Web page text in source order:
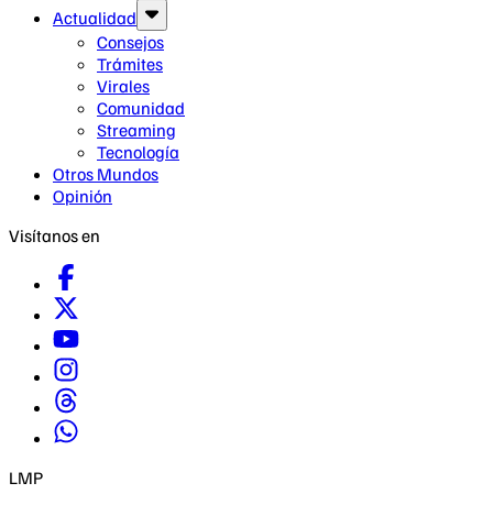
Actualidad
Consejos
Trámites
Virales
Comunidad
Streaming
Tecnología
Otros Mundos
Opinión
Visítanos en
LMP